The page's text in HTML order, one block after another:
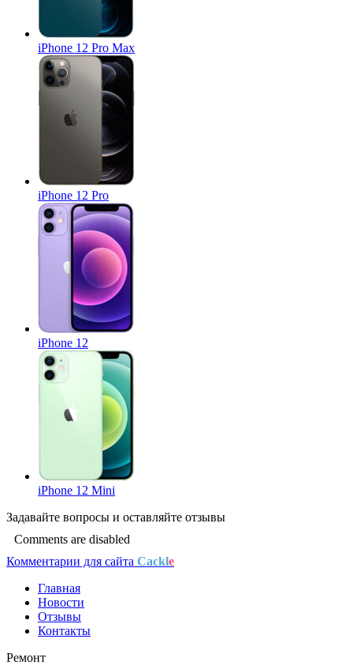
iPhone 12 Pro Max
iPhone 12 Pro
iPhone 12
iPhone 12 Mini
Задавайте вопросы и оставляйте отзывы
Comments are disabled
Комментарии для сайта Cackle
Главная
Новости
Отзывы
Контакты
Ремонт